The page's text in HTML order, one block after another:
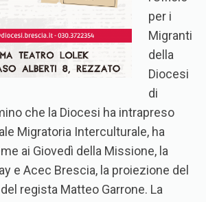
per i
Migranti
della
Diocesi
di
che la Diocesi ha intrapreso
Migratoria Interculturale, ha
ai Giovedì della Missione, la
e Acec Brescia, la proiezione del
regista Matteo Garrone. La